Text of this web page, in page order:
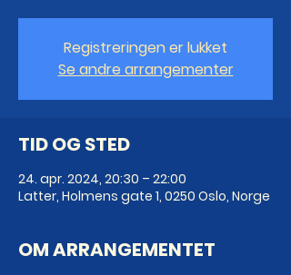
Registreringen er lukket
Se andre arrangementer
TID OG STED
24. apr. 2024, 20:30 – 22:00
Latter, Holmens gate 1, 0250 Oslo, Norge
OM ARRANGEMENTET